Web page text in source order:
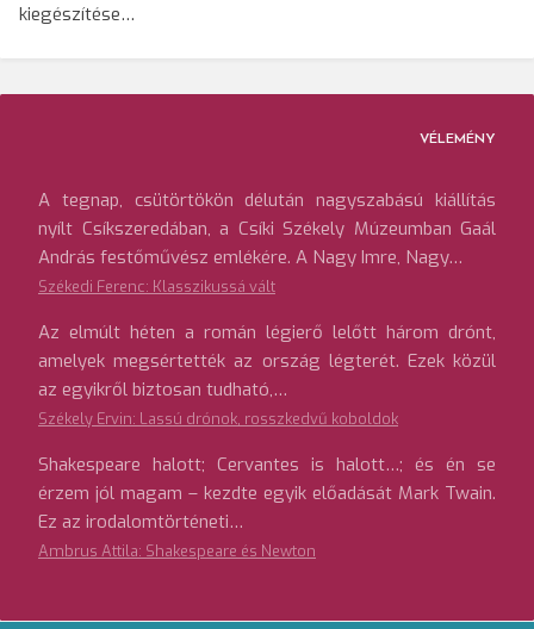
kiegészítése…
VÉLEMÉNY
A tegnap, csütörtökön délután nagyszabású kiállítás
nyílt Csíkszeredában, a Csíki Székely Múzeumban Gaál
András festőművész emlékére. A Nagy Imre, Nagy…
Székedi Ferenc: Klasszikussá vált
Az elmúlt héten a román légierő lelőtt három drónt,
amelyek megsértették az ország légterét. Ezek közül
az egyikről biztosan tudható,…
Székely Ervin: Lassú drónok, rosszkedvű koboldok
Shakespeare halott; Cervantes is halott…; és én se
érzem jól magam – kezdte egyik előadását Mark Twain.
Ez az irodalomtörténeti…
Ambrus Attila: Shakespeare és Newton